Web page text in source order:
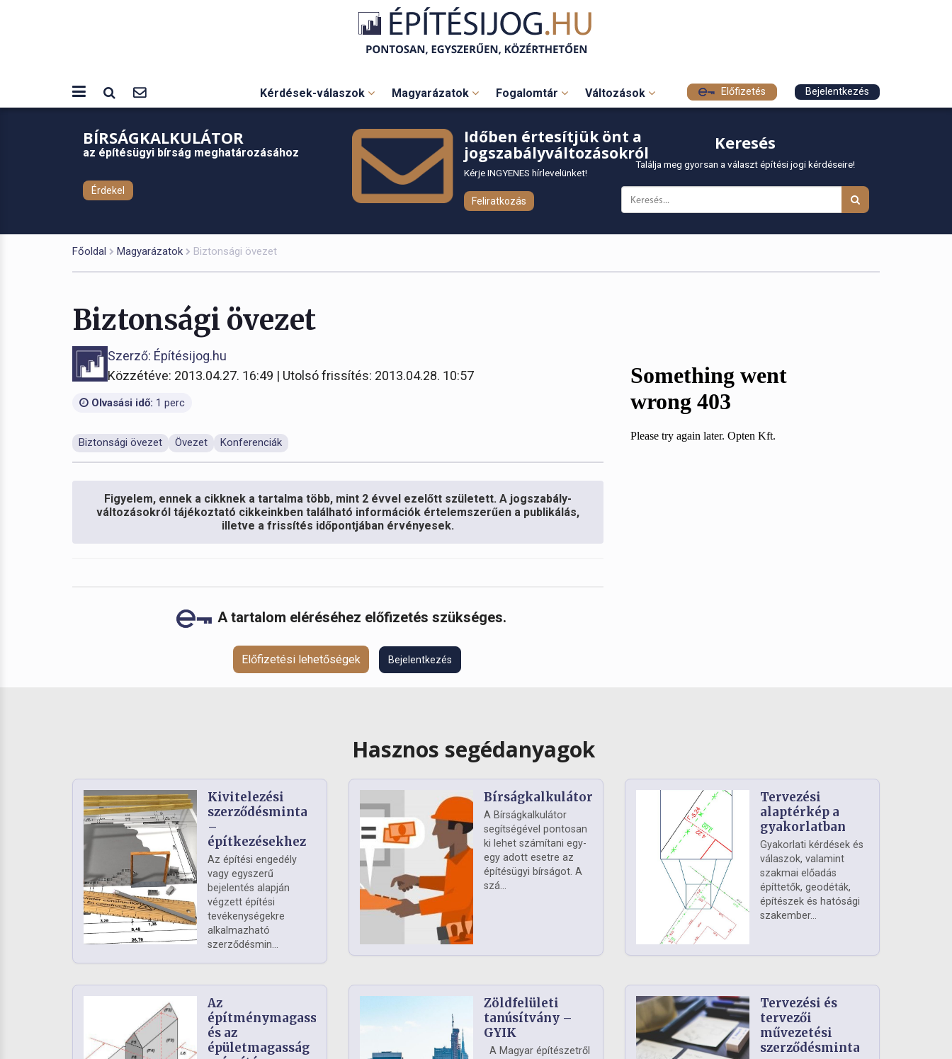
Kérdések-válaszok Magyarázatok Fogalomtár Változások Előfizetés Bejelentkezés
BÍRSÁGKALKULÁTOR
az építésügyi bírság meghatározásához
Érdekel
Időben értesítjük önt a
jogszabályváltozásokról
Kérje INGYENES hírlevelünket!
Feliratkozás
Keresés
Találja meg gyorsan a választ építési jogi kérdéseire!
Főoldal Magyarázatok Biztonsági övezet
Biztonsági övezet
Szerző: Építésijog.hu
Közzétéve: 2013.04.27. 16:49 | Utolsó frissítés: 2013.04.28. 10:57
Olvasási idő: 1 perc
Biztonsági övezet Övezet Konferenciák
Figyelem, ennek a cikknek a tartalma több, mint 2 évvel ezelőtt született. A jogszabály-
változásokról tájékoztató cikkeinkben található információk értelemszerűen a publikálás,
illetve a frissítés időpontjában érvényesek.
A tartalom eléréséhez előfizetés szükséges.
Előfizetési lehetőségek Bejelentkezés
Hasznos segédanyagok
Kivitelezési
szerződésminta
–
építkezésekhez
Az építési engedély
vagy egyszerű
bejelentés alapján
végzett építési
tevékenységekre
alkalmazható
szerződésmin...
Bírságkalkulátor
A Bírságkalkulátor
segítségével pontosan
ki lehet számítani egy-
egy adott esetre az
építésügyi bírságot. A
szá...
Tervezési
alaptérkép a
gyakorlatban
Gyakorlati kérdések és
válaszok, valamint
szakmai előadás
építtetők, geodéták,
építészek és hatósági
szakember...
Az
építménymagasság
és az
épületmagasság
Zöldfelületi
tanúsítvány –
GYIK
A Magyar építészetről
Tervezési és
tervezői
művezetési
szerződésminta